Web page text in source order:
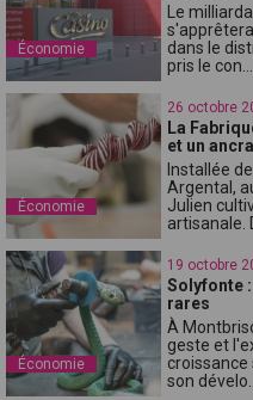
Économie
Le
dans le
pris le con...
Économie
26 octobre
La
et un
Installée
Argental,
Julien
artisanale.
Économie
19 octobre
Solyfonte
rares
À
geste et
croissance
son dévelo...